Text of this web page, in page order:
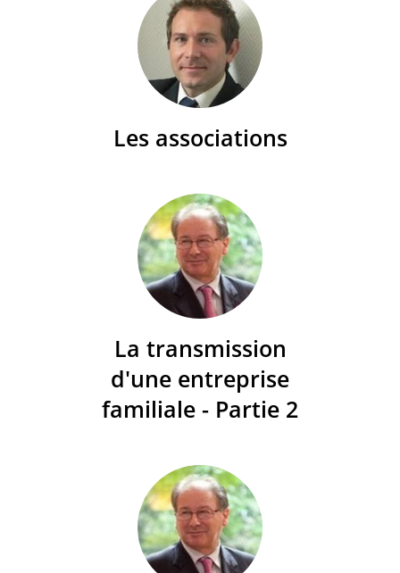
Les associations
La transmission
d'une entreprise
familiale - Partie 2